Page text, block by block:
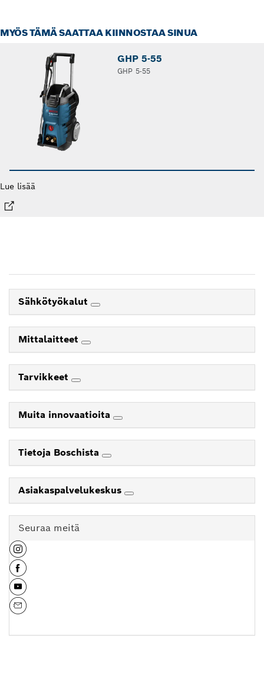
MYÖS TÄMÄ SAATTAA KIINNOSTAA SINUA
GHP 5-55
GHP 5-55
Lue lisää
Sähkötyökalut
Mittalaitteet
Tarvikkeet
Muita innovaatioita
Tietoja Boschista
Asiakaspalvelukeskus
Seuraa meitä